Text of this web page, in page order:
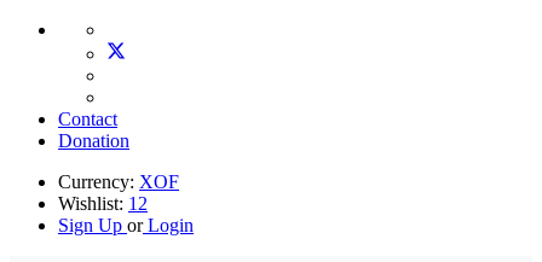
Contact
Donation
Currency: XOF
Wishlist: 12
Sign Up orLogin